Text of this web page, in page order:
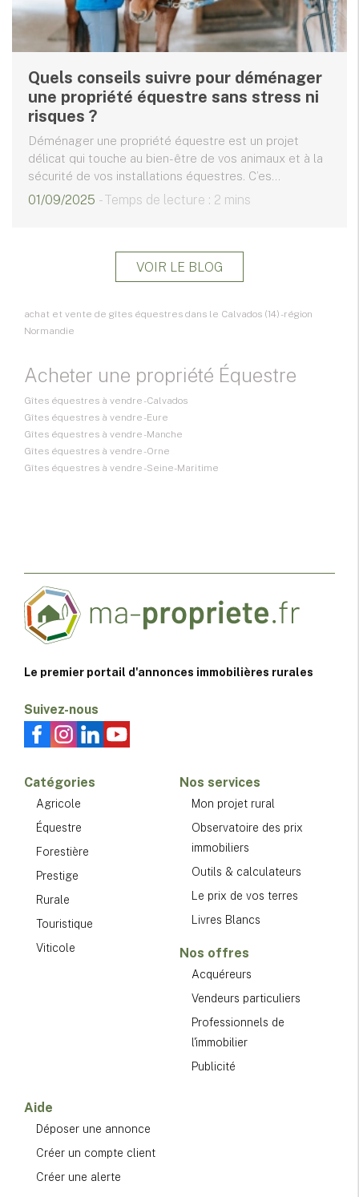
Quels conseils suivre pour déménager
une propriété équestre sans stress ni
risques ?
Déménager une propriété équestre est un projet
délicat qui touche au bien-être de vos animaux et à la
sécurité de vos installations équestres. C’es...
01/09/2025 - Temps de lecture : 2 mins
VOIR LE BLOG
achat et vente de gîtes équestres dans le Calvados (14) - région
Normandie
Acheter une propriété Équestre
Gîtes équestres à vendre - Calvados
Gîtes équestres à vendre - Eure
Gîtes équestres à vendre - Manche
Gîtes équestres à vendre - Orne
Gîtes équestres à vendre - Seine-Maritime
Le premier portail d'annonces immobilières rurales
Suivez-nous
Catégories
Agricole
Équestre
Forestière
Prestige
Rurale
Touristique
Viticole
Nos services
Mon projet rural
Observatoire des prix
immobiliers
Outils & calculateurs
Le prix de vos terres
Livres Blancs
Nos offres
Acquéreurs
Vendeurs particuliers
Professionnels de
l'immobilier
Publicité
Aide
Déposer une annonce
Créer un compte client
Créer une alerte